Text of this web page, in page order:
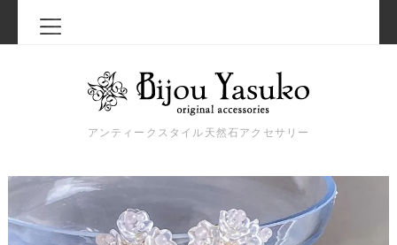
アンティークスタイル天然石アクセサリー